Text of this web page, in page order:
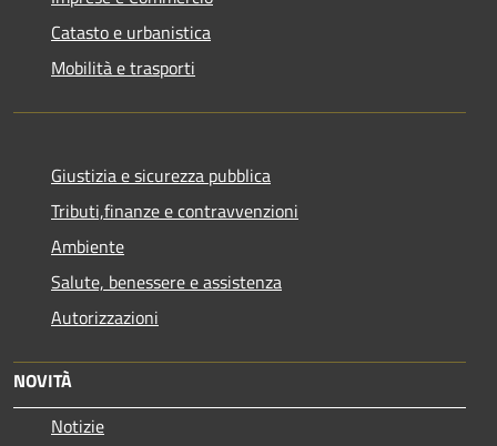
Catasto e urbanistica
Mobilità e trasporti
Giustizia e sicurezza pubblica
Tributi,finanze e contravvenzioni
Ambiente
Salute, benessere e assistenza
Autorizzazioni
NOVITÀ
Notizie